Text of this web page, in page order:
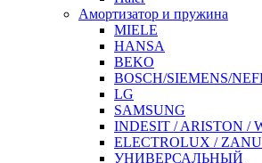
Амортизатор и пружина
MIELE
HANSA
BEKO
BOSCH/SIEMENS/
LG
SAMSUNG
INDESIT / ARISTON /
ELECTROLUX /
УНИВЕРСАЛЬНЫЙ